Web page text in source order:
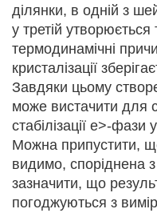
ділянки, в одній з
у третій
термодинамічні
кристалізації
Завдяки цьому
може вистачити для
стабілізації е>-
Можна припустити,
видимо, споріднена
зазначити, що
погоджуються з